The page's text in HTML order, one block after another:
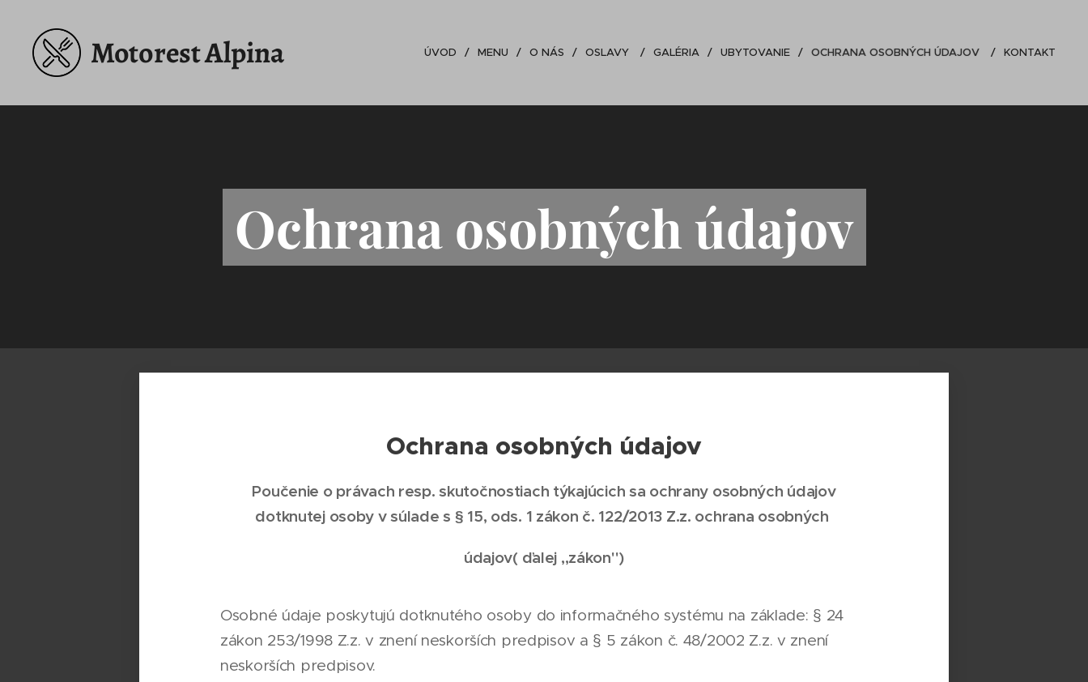
Motorest Alpina ÚVOD MENU O NÁS OSLAVY GALÉRIA UBYTOVANIE OCHRANA OSOBNÝCH ÚDAJOV KONTAKT
Ochrana osobných údajov
Ochrana osobných údajov
Poučenie o právach resp. skutočnostiach týkajúcich sa ochrany osobných údajov
dotknutej osoby v súlade s § 15, ods. 1 zákon č. 122/2013 Z.z. ochrana osobných
údajov( ďalej ,,zákon'')
Osobné údaje poskytujú dotknutého osoby do informačného systému na základe: § 24
zákon 253/1998 Z.z. v znení neskorších predpisov a § 5 zákon č. 48/2002 Z.z. v znení
neskorších predpisov.